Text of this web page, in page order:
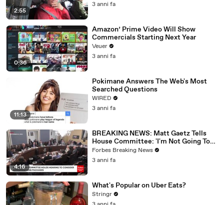
2:55
3 anni fa
0:36
Amazon’ Prime Video Will Show
Commercials Starting Next Year
Veuer
3 anni fa
11:13
Pokimane Answers The Web's Most
Searched Questions
WIRED
3 anni fa
4:16
BREAKING NEWS: Matt Gaetz Tells
House Committee: 'I'm Not Going To
Vote For A Continuing Resolution'
Forbes Breaking News
3 anni fa
What's Popular on Uber Eats?
Stringr